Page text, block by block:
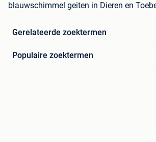
blauwschimmel geiten in Dieren en
Gerelateerde zoektermen
Populaire zoektermen